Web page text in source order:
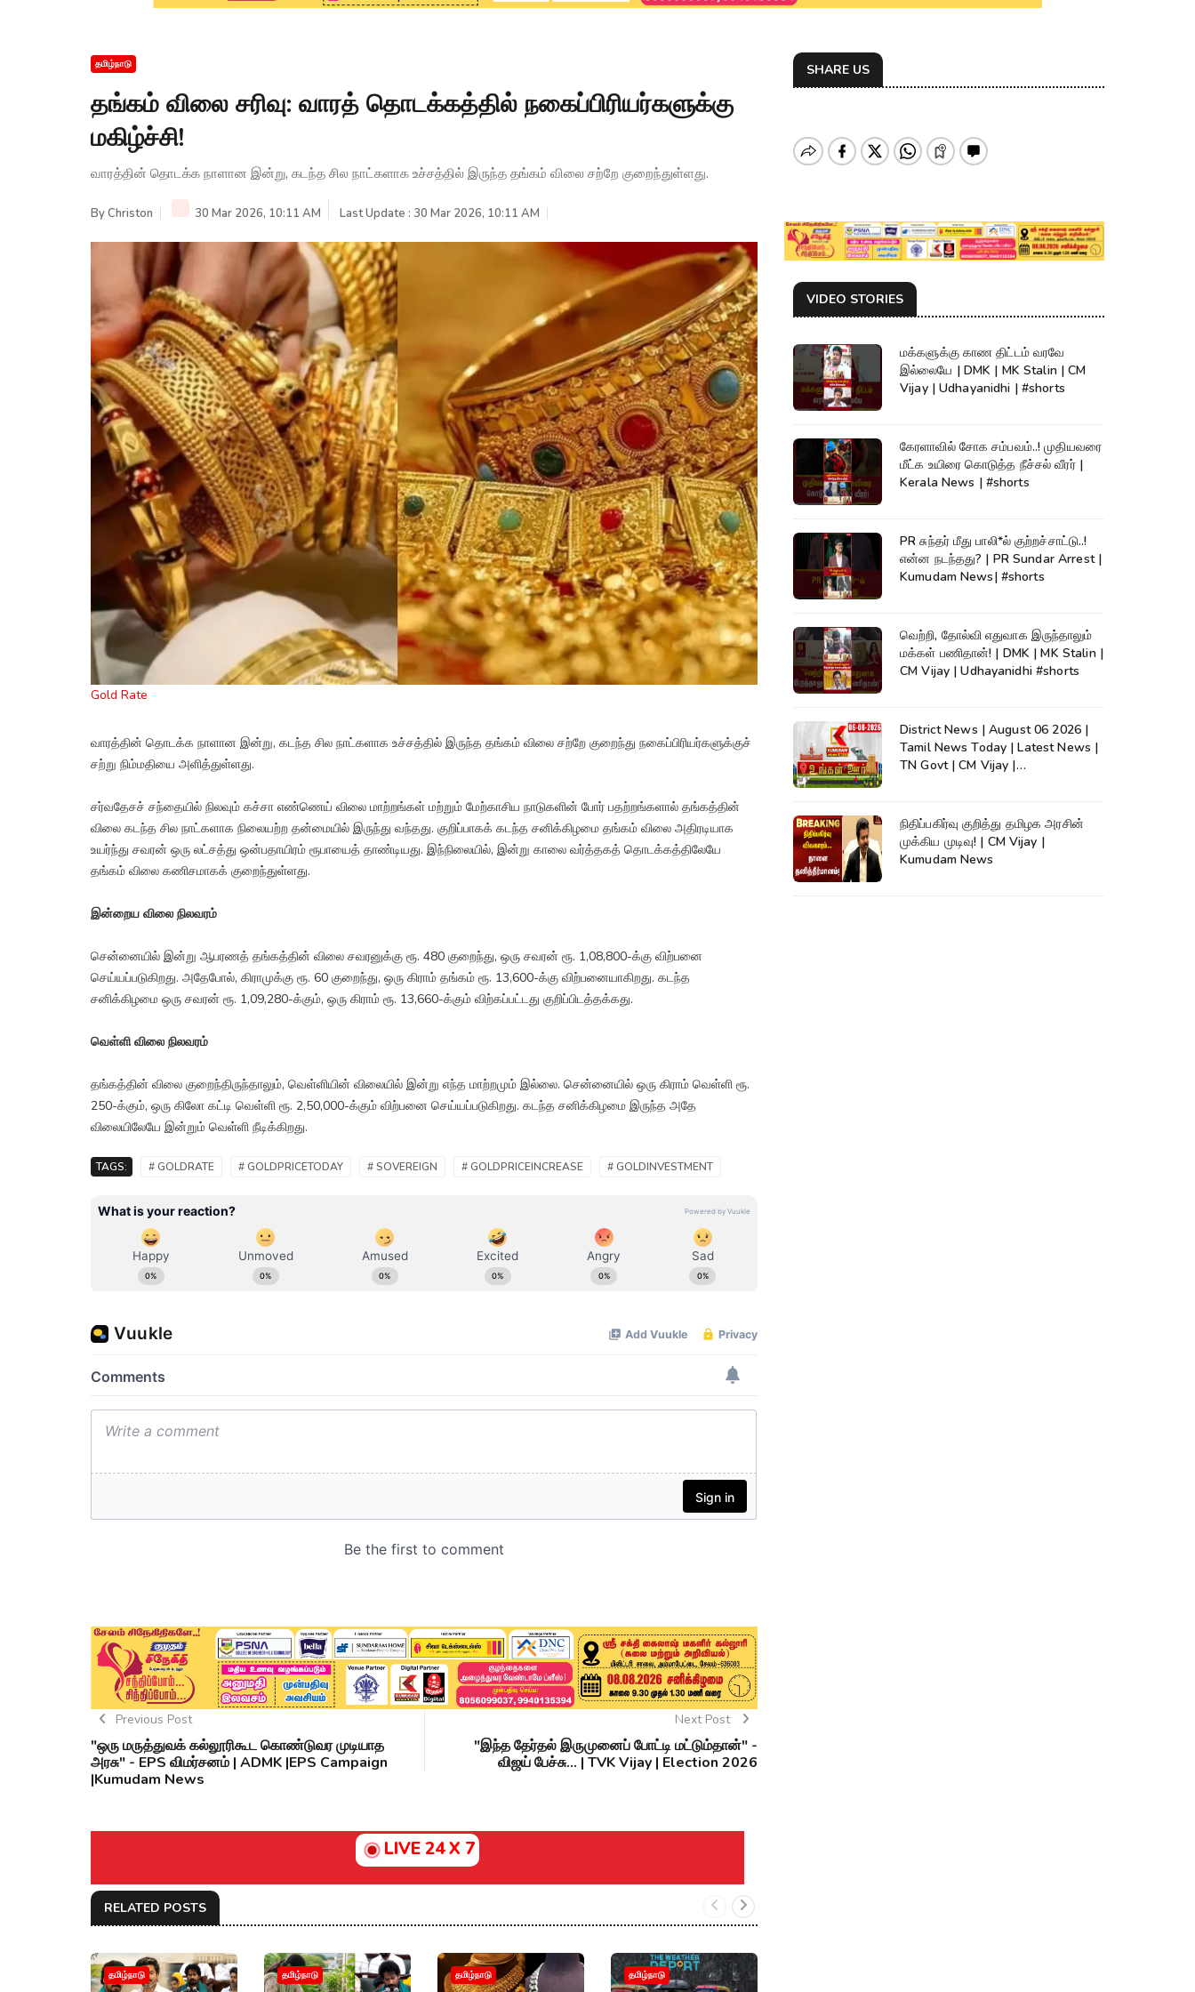
தமிழ்நாடு
தங்கம் விலை சரிவு: வாரத் தொடக்கத்தில் நகைப்பிரியர்களுக்கு
மகிழ்ச்சி!
வாரத்தின் தொடக்க நாளான இன்று, கடந்த சில நாட்களாக உச்சத்தில் இருந்த தங்கம் விலை சற்றே குறைந்துள்ளது.
ByChriston 30 Mar 2026, 10:11 AM Last Update : 30 Mar 2026, 10:11 AM
Gold Rate
வாரத்தின் தொடக்க நாளான இன்று, கடந்த சில நாட்களாக உச்சத்தில் இருந்த தங்கம் விலை சற்றே குறைந்து நகைப்பிரியர்களுக்குச்
சற்று நிம்மதியை அளித்துள்ளது.
சர்வதேசச் சந்தையில் நிலவும் கச்சா எண்ணெய் விலை மாற்றங்கள் மற்றும் மேற்காசிய நாடுகளின் போர் பதற்றங்களால் தங்கத்தின்
விலை கடந்த சில நாட்களாக நிலையற்ற தன்மையில் இருந்து வந்தது. குறிப்பாகக் கடந்த சனிக்கிழமை தங்கம் விலை அதிரடியாக
உயர்ந்து சவரன் ஒரு லட்சத்து ஒன்பதாயிரம் ரூபாயைத் தாண்டியது. இந்நிலையில், இன்று காலை வர்த்தகத் தொடக்கத்திலேயே
தங்கம் விலை கணிசமாகக் குறைந்துள்ளது.
இன்றைய விலை நிலவரம்
சென்னையில் இன்று ஆபரணத் தங்கத்தின் விலை சவரனுக்கு ரூ. 480 குறைந்து, ஒரு சவரன் ரூ. 1,08,800-க்கு விற்பனை
செய்யப்படுகிறது. அதேபோல், கிராமுக்கு ரூ. 60 குறைந்து, ஒரு கிராம் தங்கம் ரூ. 13,600-க்கு விற்பனையாகிறது. கடந்த
சனிக்கிழமை ஒரு சவரன் ரூ. 1,09,280-க்கும், ஒரு கிராம் ரூ. 13,660-க்கும் விற்கப்பட்டது குறிப்பிடத்தக்கது.
வெள்ளி விலை நிலவரம்
தங்கத்தின் விலை குறைந்திருந்தாலும், வெள்ளியின் விலையில் இன்று எந்த மாற்றமும் இல்லை. சென்னையில் ஒரு கிராம் வெள்ளி ரூ.
250-க்கும், ஒரு கிலோ கட்டி வெள்ளி ரூ. 2,50,000-க்கும் விற்பனை செய்யப்படுகிறது. கடந்த சனிக்கிழமை இருந்த அதே
விலையிலேயே இன்றும் வெள்ளி நீடிக்கிறது.
TAGS: # GOLDRATE # GOLDPRICETODAY # SOVEREIGN # GOLDPRICEINCREASE # GOLDINVESTMENT
Previous Post
"ஒரு மருத்துவக் கல்லூரிகூட கொண்டுவர முடியாத
அரசு" - EPS விமர்சனம் | ADMK |EPS Campaign
|Kumudam News
Next Post
"இந்த தேர்தல் இருமுனைப் போட்டி மட்டும்தான்" -
விஜய் பேச்சு... | TVK Vijay | Election 2026
LIVE 24 X 7
RELATED POSTS
தமிழ்நாடு தமிழ்நாடு தமிழ்நாடு தமிழ்நாடு
SHARE US
VIDEO STORIES
மக்களுக்கு காண திட்டம் வரவே
இல்லையே | DMK | MK Stalin | CM
Vijay | Udhayanidhi | #shorts
கேரளாவில் சோக சம்பவம்..! முதியவரை
மீட்க உயிரை கொடுத்த நீச்சல் வீரர் |
Kerala News | #shorts
PR சுந்தர் மீது பாலி*ல் குற்றச்சாட்டு..!
என்ன நடந்தது? | PR Sundar Arrest |
Kumudam News| #shorts
வெற்றி, தோல்வி எதுவாக இருந்தாலும்
மக்கள் பணிதான்! | DMK | MK Stalin |
CM Vijay | Udhayanidhi #shorts
District News | August 06 2026 |
Tamil News Today | Latest News |
TN Govt | CM Vijay |
நிதிப்பகிர்வு குறித்து தமிழக அரசின்
முக்கிய முடிவு! | CM Vijay |
Kumudam News